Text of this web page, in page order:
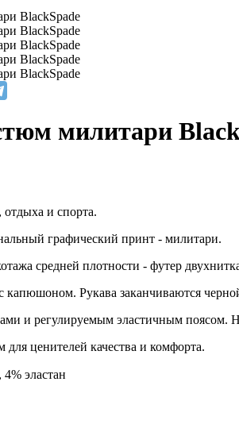
милитари
и спорта.
графический принт - милитари.
средней плотности - футер
капюшоном. Рукава заканчиваются
и регулируемым эластичным поясом.
ценителей качества и комфорта.
эластан